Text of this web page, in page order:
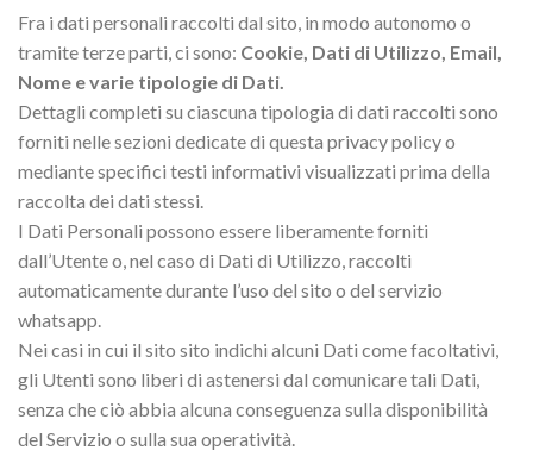
Fra i dati personali raccolti dal sito, in modo autonomo o
tramite terze parti, ci sono: Cookie, Dati di Utilizzo, Email,
Nome e varie tipologie di Dati.
Dettagli completi su ciascuna tipologia di dati raccolti sono
forniti nelle sezioni dedicate di questa privacy policy o
mediante specifici testi informativi visualizzati prima della
raccolta dei dati stessi.
I Dati Personali possono essere liberamente forniti
dall’Utente o, nel caso di Dati di Utilizzo, raccolti
automaticamente durante l’uso del sito o del servizio
whatsapp.
Nei casi in cui il sito sito indichi alcuni Dati come facoltativi,
gli Utenti sono liberi di astenersi dal comunicare tali Dati,
senza che ciò abbia alcuna conseguenza sulla disponibilità
del Servizio o sulla sua operatività.